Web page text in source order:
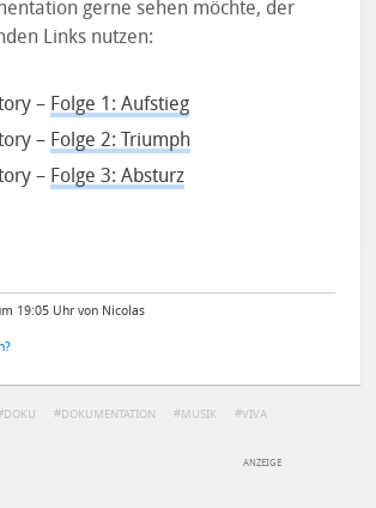
gerne sehen möchte, der
Links nutzen:
– Folge 1: Aufstieg
– Folge 2: Triumph
– Folge 3: Absturz
19:05 Uhr von Nicolas
DOKU DOKUMENTATION MUSIK VIVA